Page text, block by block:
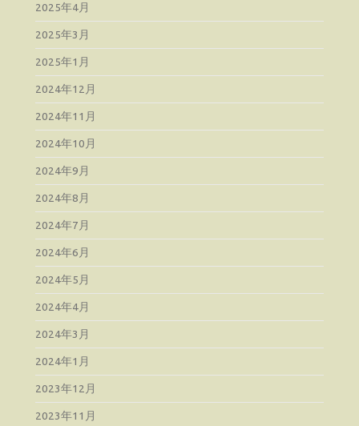
2025年4月
2025年3月
2025年1月
2024年12月
2024年11月
2024年10月
2024年9月
2024年8月
2024年7月
2024年6月
2024年5月
2024年4月
2024年3月
2024年1月
2023年12月
2023年11月